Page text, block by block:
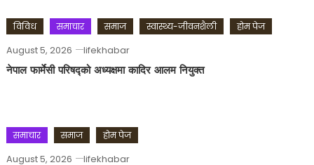
विविध समाचार समाज स्वास्थ्य-जीवनशैली होम पेज
August 5, 2026 lifekhabar
नेपाल फार्मेसी परिषद्को अध्यक्षमा कादिर आलम नियुक्त
समाचार समाज होम पेज
August 5, 2026 lifekhabar